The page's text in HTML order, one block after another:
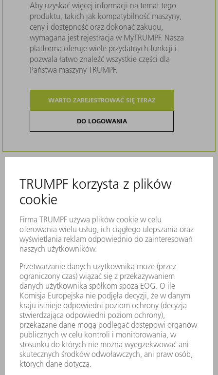
Aby uzyskać więcej informacji na temat tego
produktu, takich jak kompatybilność maszyny,
ceny i dostępność oraz dokonać zakupu,
wymagana jest rejestracja w MyTRUMPF. Nasza
platforma oferuje wiele przydatnych funkcji i
pozwala łatwo znaleźć wszystkie części dla
Państwa maszyny TRUMPF.
WARTO ZAREJESTROWAĆ SIĘ TERAZ
DO LOGOWANIA